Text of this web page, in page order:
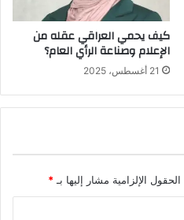
كيف يحمي العراقي عقله من
الإعلام وصناعة الرأي العام؟
21 أغسطس، 2025
الحقول الإلزامية مشار إليها بـ *